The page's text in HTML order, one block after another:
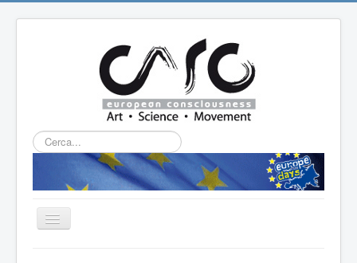
Cerca...
Cambia
navigazione